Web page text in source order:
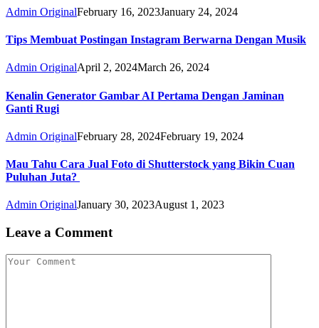
Admin OriginalFebruary 16, 2023January 24, 2024
Tips Membuat Postingan Instagram Berwarna Dengan Musik
Admin OriginalApril 2, 2024March 26, 2024
Kenalin Generator Gambar AI Pertama Dengan Jaminan
Ganti Rugi
Admin OriginalFebruary 28, 2024February 19, 2024
Mau Tahu Cara Jual Foto di Shutterstock yang Bikin Cuan
Puluhan Juta?
Admin OriginalJanuary 30, 2023August 1, 2023
Leave a Comment